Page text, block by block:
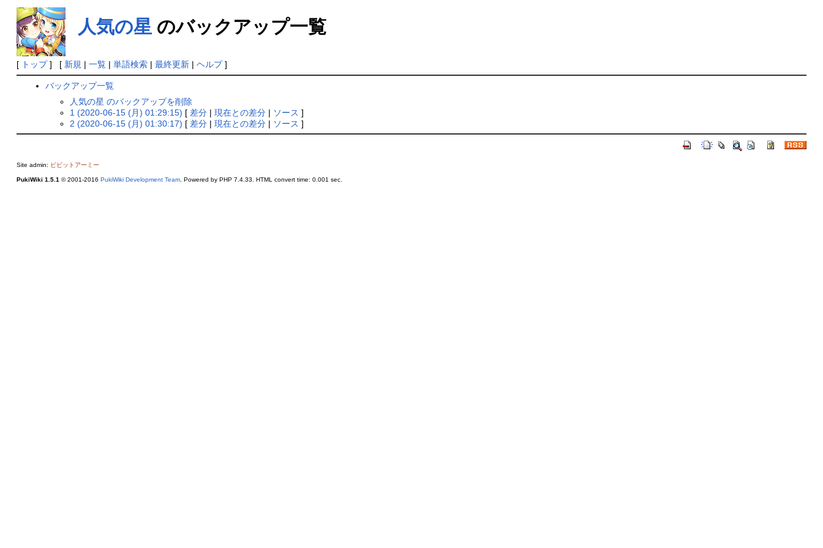
人気の星 のバックアップ一覧
[ トップ] [ 新規 | 一覧| 単語検索| 最終更新| ヘルプ]
バックアップ一覧
人気の星 のバックアップを削除
1 (2020-06-15 (月) 01:29:15) [ 差分 |現在との差分 | ソース ]
2 (2020-06-15 (月) 01:30:17) [ 差分 |現在との差分 | ソース ]
Site admin: ビビットアーミー
PukiWiki 1.5.1 © 2001-2016 PukiWiki Development Team. Powered by PHP 7.4.33. HTML convert time: 0.001 sec.